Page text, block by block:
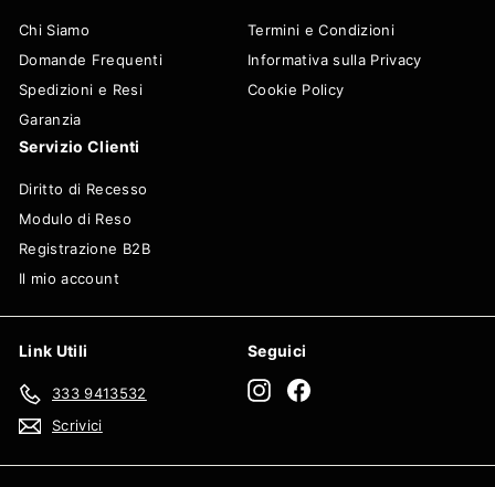
Chi Siamo
Domande Frequenti
Spedizioni e Resi
Garanzia
Termini e Condizioni
Informativa sulla Privacy
Cookie Policy
Servizio Clienti
Diritto di Recesso
Modulo di Reso
Registrazione B2B
Il mio account
Link Utili
333 9413532
Scrivici
Seguici
Instagram